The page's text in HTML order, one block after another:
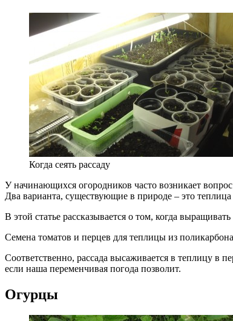
Когда сеять рассаду
У начинающихся огородников часто возникает
Два варианта, существующие в природе – это
В этой статье рассказывается о том, когда
Семена томатов и перцев для теплицы из
Соответственно, рассада высаживается в теплицу в
если наша переменчивая погода позволит.
Огурцы